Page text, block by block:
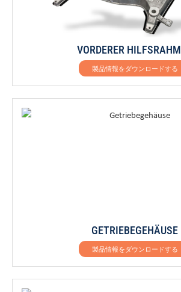
VORDERER
製品情報をダウンロードする
GETRIEBEGEHÄUSE
製品情報をダウンロードする